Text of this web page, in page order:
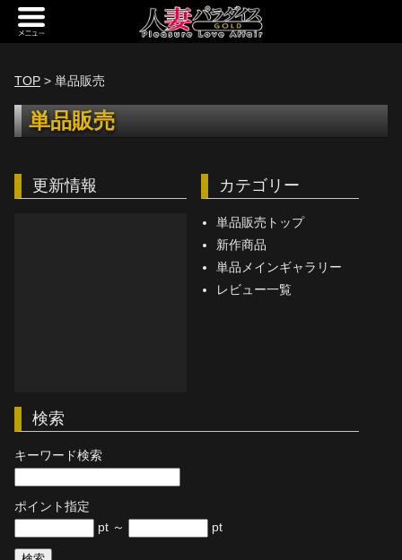
トップページ
[定額] メインギャラリー
単品販売
ヘルプ
お問い合わせ
TOP > 単品販売
単品販売
更新情報 カテゴリー
単品販売トップ
新作商品
単品メインギャラリー
レビュー一覧
検索
キーワード検索
ポイント指定
pt ～
pt